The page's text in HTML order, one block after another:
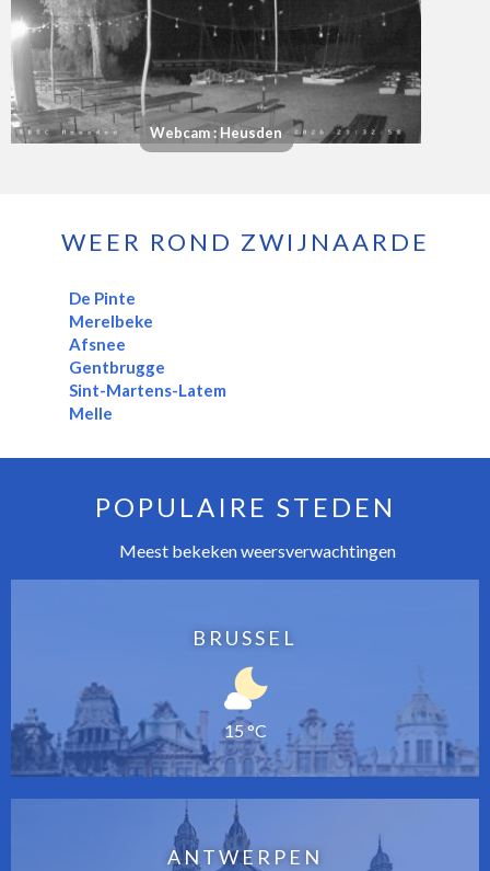
Webcam : Heusden
WEER ROND ZWIJNAARDE
De Pinte
Merelbeke
Afsnee
Gentbrugge
Sint-Martens-Latem
Melle
POPULAIRE STEDEN
Meest bekeken weersverwachtingen
BRUSSEL
15 °C
ANTWERPEN